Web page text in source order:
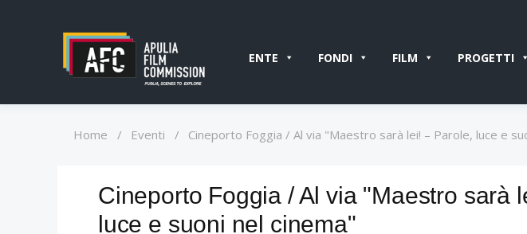
ENTE FONDI FILM PROGETTI
Home / Eventi / Cineporto Foggia / Al via "Maestro sarà lei! – Parole, luce e
Cineporto Foggia / Al via "Maestro sarà
luce e suoni nel cinema"